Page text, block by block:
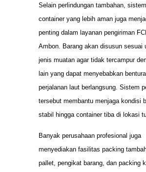
Selain perlindungan tambahan,
container yang lebih aman juga
penting dalam layanan pengiriman
Ambon. Barang akan disusun sesuai
jenis muatan agar tidak tercampur
lain yang dapat menyebabkan
perjalanan laut berlangsung. Sistem
tersebut membantu menjaga kondisi
stabil hingga container tiba di lokasi
Banyak perusahaan profesional juga
menyediakan fasilitas packing
pallet, pengikat barang, dan packing